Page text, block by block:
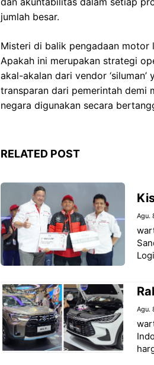
jumlah besar.
Misteri di balik pengadaan motor
Apakah ini merupakan strategi
akal-akalan dari vendor
transparan dari pemerintah demi
negara digunakan secara
RELATED POST
Agu.
Agu.